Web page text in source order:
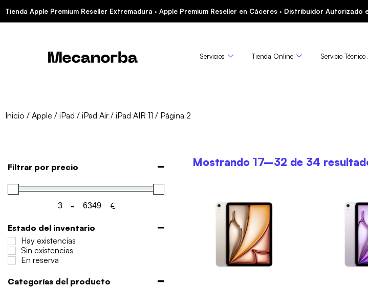
Tienda Apple Premium Reseller Extremadura · Apple Premium Reseller en Cáceres · Distribuidor Autorizado
Servicios Tienda Online Servicio Técnico
Inicio / Apple / iPad / iPad Air / iPad AIR 11 / Página 2
Filtrar por precio
Minimum Price
- Maximum Price
€
Estado del inventario
Hay existencias
Sin existencias
En reserva
Categorías del producto
Mostrando 17–32 de 34